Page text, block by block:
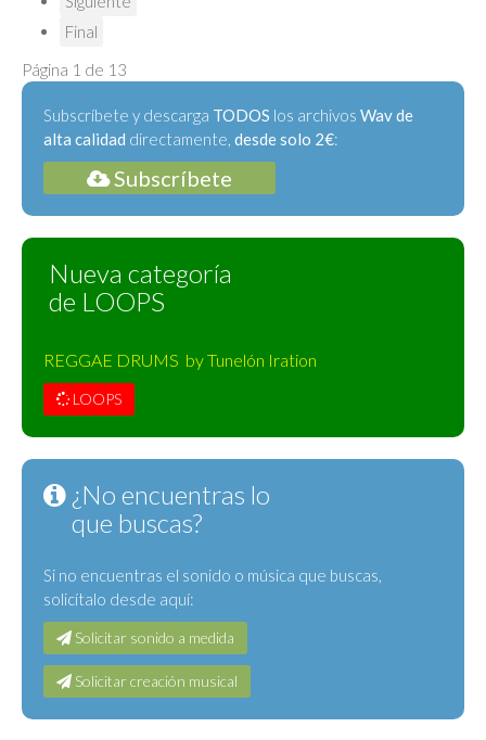
Final
Página 1 de 13
Subscríbete y descarga TODOS los archivos Wav de
alta calidad directamente, desde solo 2€:
Subscríbete
Nueva categoría
de LOOPS
REGGAE DRUMS by Tunelón Iration
LOOPS
¿No encuentras lo
que buscas?
Si no encuentras el sonido o música que buscas,
solicítalo desde aquí:
Solicitar sonido a medida
Solicitar creación musical